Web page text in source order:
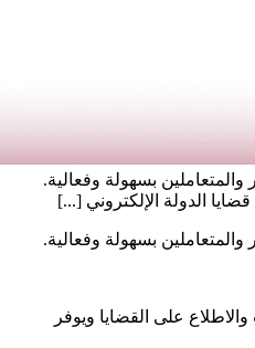
بسهولة وفعالية.
بسهولة وفعالية.
على القضايا ويوفر